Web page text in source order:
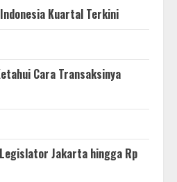
Kuartal Terkini
Cara Transaksinya
Jakarta hingga Rp